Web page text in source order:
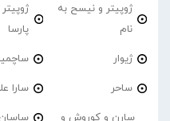
ژوپیتر و نیسح به
نام
پارسا
ژیوار
ساحر سارا
سارن و کوروش و ساسان